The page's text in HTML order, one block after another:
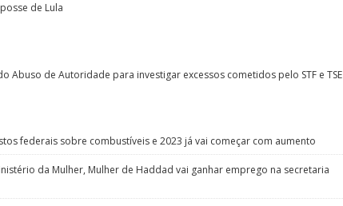
de Lula
Abuso de Autoridade para investigar excessos cometidos pelo STF e TSE
federais sobre combustíveis e 2023 já vai começar com aumento
da Mulher, Mulher de Haddad vai ganhar emprego na secretaria